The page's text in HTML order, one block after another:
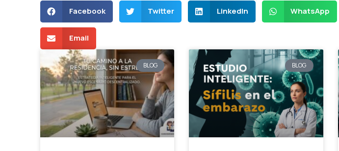
Facebook Twitter LinkedIn WhatsApp
Email
BLOG BLOG